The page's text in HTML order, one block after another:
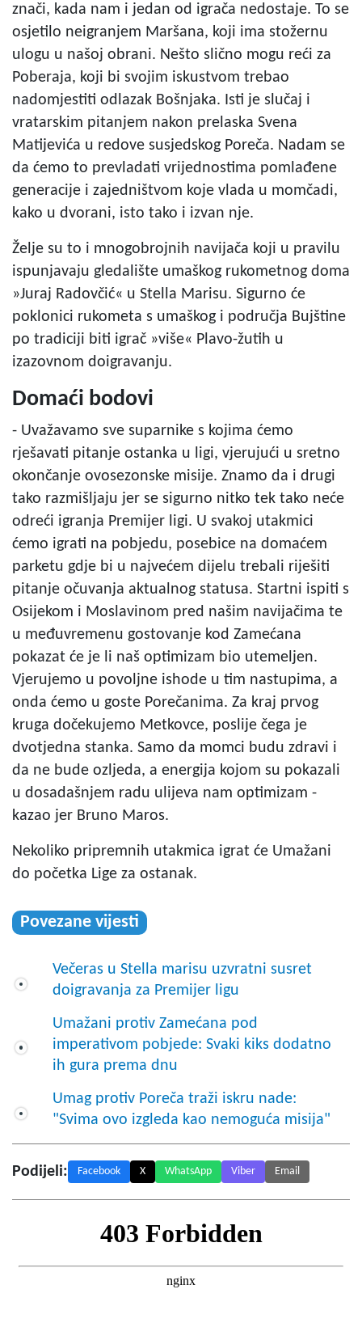
znači, kada nam i jedan od igrača nedostaje. To se
osjetilo neigranjem Maršana, koji ima stožernu
ulogu u našoj obrani. Nešto slično mogu reći za
Poberaja, koji bi svojim iskustvom trebao
nadomjestiti odlazak Bošnjaka. Isti je slučaj i
vratarskim pitanjem nakon prelaska Svena
Matijevića u redove susjedskog Poreča. Nadam se
da ćemo to prevladati vrijednostima pomlađene
generacije i zajedništvom koje vlada u momčadi,
kako u dvorani, isto tako i izvan nje.
Želje su to i mnogobrojnih navijača koji u pravilu
ispunjavaju gledalište umaškog rukometnog doma
»Juraj Radovčić« u Stella Marisu. Sigurno će
poklonici rukometa s umaškog i područja Bujštine
po tradiciji biti igrač »više« Plavo-žutih u
izazovnom doigravanju.
Domaći bodovi
- Uvažavamo sve suparnike s kojima ćemo
rješavati pitanje ostanka u ligi, vjerujući u sretno
okončanje ovosezonske misije. Znamo da i drugi
tako razmišljaju jer se sigurno nitko tek tako neće
odreći igranja Premijer ligi. U svakoj utakmici
ćemo igrati na pobjedu, posebice na domaćem
parketu gdje bi u najvećem dijelu trebali riješiti
pitanje očuvanja aktualnog statusa. Startni ispiti s
Osijekom i Moslavinom pred našim navijačima te
u međuvremenu gostovanje kod Zamećana
pokazat će je li naš optimizam bio utemeljen.
Vjerujemo u povoljne ishode u tim nastupima, a
onda ćemo u goste Porečanima. Za kraj prvog
kruga dočekujemo Metkovce, poslije čega je
dvotjedna stanka. Samo da momci budu zdravi i
da ne bude ozljeda, a energija kojom su pokazali
u dosadašnjem radu ulijeva nam optimizam -
kazao jer Bruno Maros.
Nekoliko pripremnih utakmica igrat će Umažani
do početka Lige za ostanak.
Povezane vijesti
Večeras u Stella marisu uzvratni susret
doigravanja za Premijer ligu
Umažani protiv Zamećana pod
imperativom pobjede: Svaki kiks dodatno
ih gura prema dnu
Umag protiv Poreča traži iskru nade:
"Svima ovo izgleda kao nemoguća misija"
Podijeli: Facebook X WhatsApp Viber Email